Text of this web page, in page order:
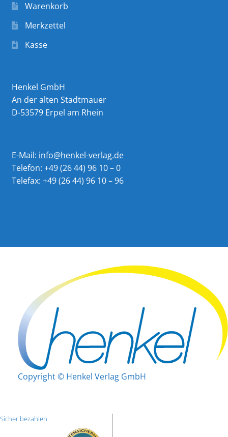
Warenkorb
Merkzettel
Kasse
Henkel GmbH
An der alten Stadtmauer
D-53579 Erpel am Rhein
E-Mail: info@henkel-verlag.de
Telefon: +49 (26 44) 96 10 – 0
Telefax: +49 (26 44) 96 10 – 96
Copyright © Henkel Verlag GmbH
Sicher bezahlen